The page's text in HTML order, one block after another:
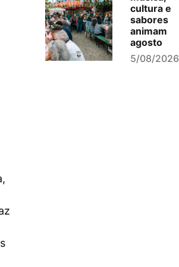
cultura e
sabores
animam
agosto
5/08/2026